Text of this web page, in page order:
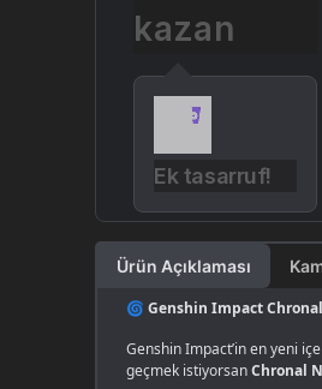
kazan
Ek tasarruf!
Ürün Açıklaması
🌀 Genshin Impact Chronal
Genshin Impact’in en yeni
geçmek istiyorsanChronal